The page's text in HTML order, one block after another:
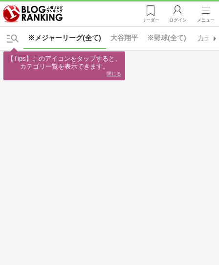
リーダー ログイン メニュー
※メジャーリーグ(全て) ※野球(全て)
大谷翔平 カテ
【Tips】このアイコンをタップすると、
カテゴリ一覧を表示できます。
閉じる